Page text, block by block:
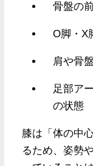
骨盤の
O脚・X
肩や骨
足部ア
の状態
膝は「体の中
るため、姿勢